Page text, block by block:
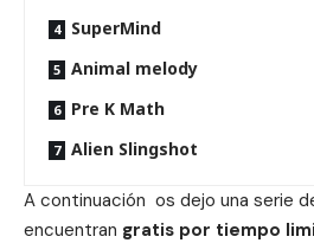
SuperMind
Animal melody
Pre K Math
Alien Slingshot
A continuación os dejo una serie
encuentran gratis por tiempo